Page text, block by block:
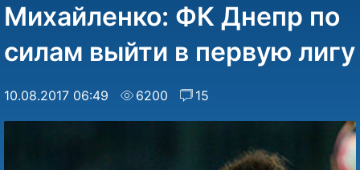
Михайленко: ФК Днепр по
силам выйти в первую лигу
10.08.2017 06:49 6200 15